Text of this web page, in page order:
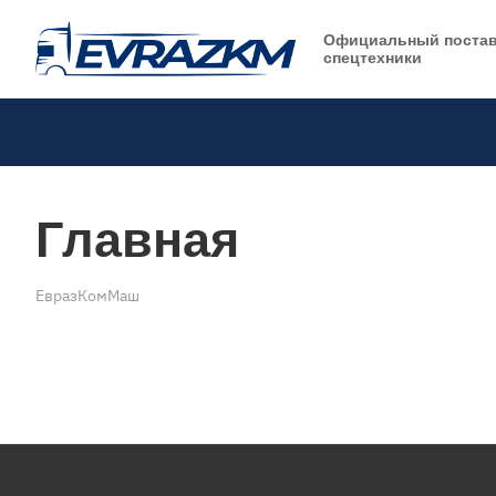
Официальный
спецтехники
Главная
ЕвразКомМаш